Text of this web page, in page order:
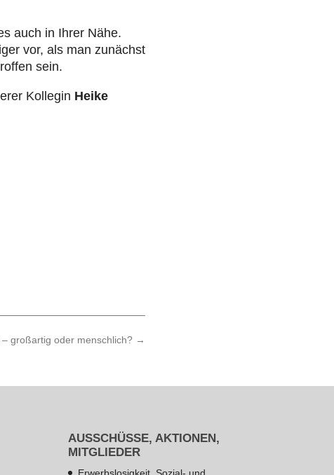
auch in Ihrer Nähe.
vor, als man zunächst
sein.
Kollegin Heike
großartig oder menschlich? →
AUSSCHÜSSE, AKTIONEN,
MITGLIEDER
Erwerbslosigkeit, Sozial- und